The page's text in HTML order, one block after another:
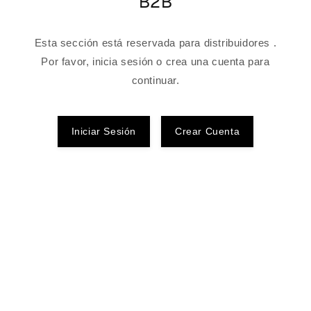
Esta sección está reservada para distribuidores .
Por favor, inicia sesión o crea una cuenta para
continuar.
Iniciar Sesión Crear Cuenta